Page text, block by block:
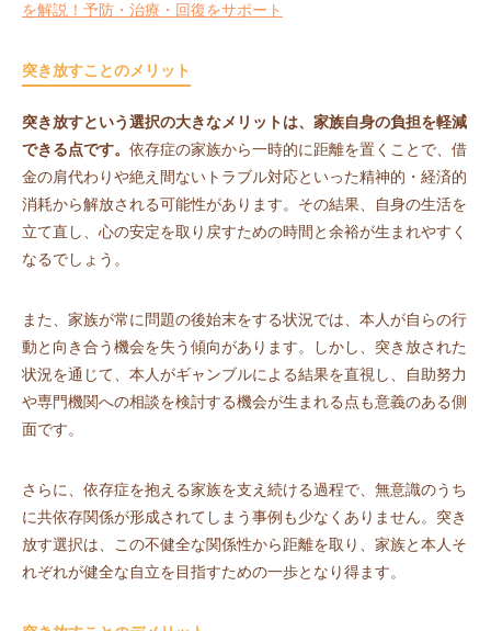
を解説！予防・治療・回復をサポート
突き放すことのメリット
突き放すという選択の大きなメリットは、家族自身の負担を軽減
できる点です。 依存症の家族から一時的に距離を置くことで、借
金の肩代わりや絶え間ないトラブル対応といった精神的・経済的
消耗から解放される可能性があります。その結果、自身の生活を
立て直し、心の安定を取り戻すための時間と余裕が生まれやすく
なるでしょう。
また、家族が常に問題の後始末をする状況では、本人が自らの行
動と向き合う機会を失う傾向があります。しかし、突き放された
状況を通じて、本人がギャンブルによる結果を直視し、自助努力
や専門機関への相談を検討する機会が生まれる点も意義のある側
面です。
さらに、依存症を抱える家族を支え続ける過程で、無意識のうち
に共依存関係が形成されてしまう事例も少なくありません。突き
放す選択は、この不健全な関係性から距離を取り、家族と本人そ
れぞれが健全な自立を目指すための一歩となり得ます。